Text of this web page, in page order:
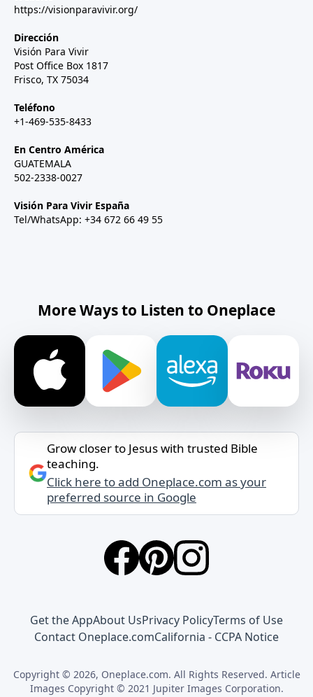
https://visionparavivir.org/
Dirección
Visión Para Vivir
Post Office Box 1817
Frisco, TX 75034
Teléfono
+1-469-535-8433
En Centro América
GUATEMALA
502-2338-0027
Visión Para Vivir España
Tel/WhatsApp: +34 672 66 49 55
More Ways to Listen to Oneplace
Grow closer to Jesus with trusted Bible
teaching.
Click here to add Oneplace.com as your
preferred source in Google
Get the AppAbout UsPrivacy PolicyTerms of Use
Contact Oneplace.comCalifornia - CCPA Notice
Copyright © 2026, Oneplace.com. All Rights Reserved. Article
Images Copyright © 2021 Jupiter Images Corporation.